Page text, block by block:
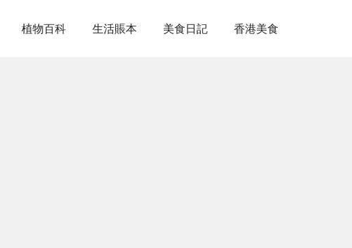
植物百科 生活賬本 美食日記 香港美食